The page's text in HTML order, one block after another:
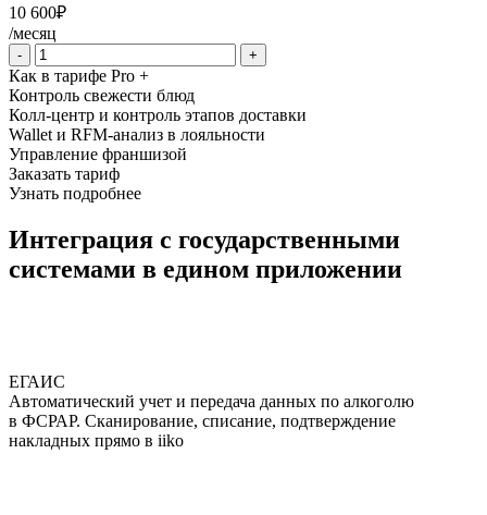
10 600₽
/месяц
- +
Как в тарифе Pro +
Контроль свежести блюд
Колл-центр и контроль этапов доставки
Wallet и RFM-анализ в лояльности
Управление франшизой
Заказать тариф
Узнать подробнее
Интеграция с государственными
системами в едином приложении
ЕГАИС
Автоматический учет и передача данных по алкоголю
в ФСРАР. Сканирование, списание, подтверждение
накладных прямо в iiko